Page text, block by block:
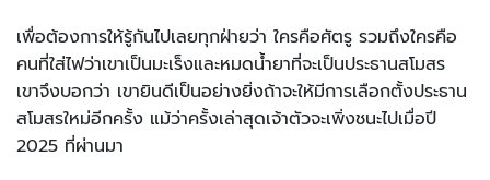
เพื่อต้องการให้รู้กันไปเลยทุกฝ่ายว่า ใครคือศัตรู รวมถึงใครคือ
คนที่ใส่ไฟว่าเขาเป็นมะเร็งและหมดน้ำยาที่จะเป็นประธานสโมสร
เขาจึงบอกว่า เขายินดีเป็นอย่างยิ่งถ้าจะให้มีการเลือกตั้งประธาน
สโมสรใหม่อีกครั้ง แม้ว่าครั้งเล่าสุดเจ้าตัวจะเพิ่งชนะไปเมื่อปี
2025 ที่ผ่านมา